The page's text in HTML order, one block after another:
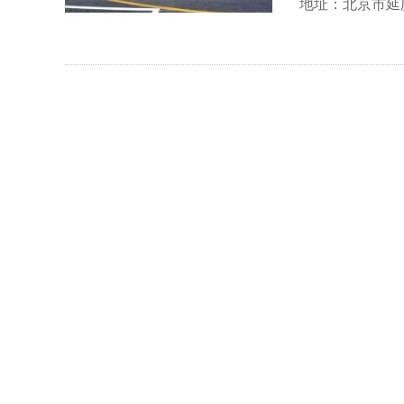
地址：北京市